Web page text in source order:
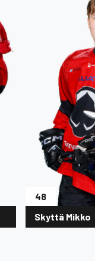
48
Skyttä Mikko